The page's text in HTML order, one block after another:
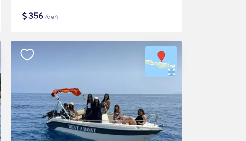
$356/deň